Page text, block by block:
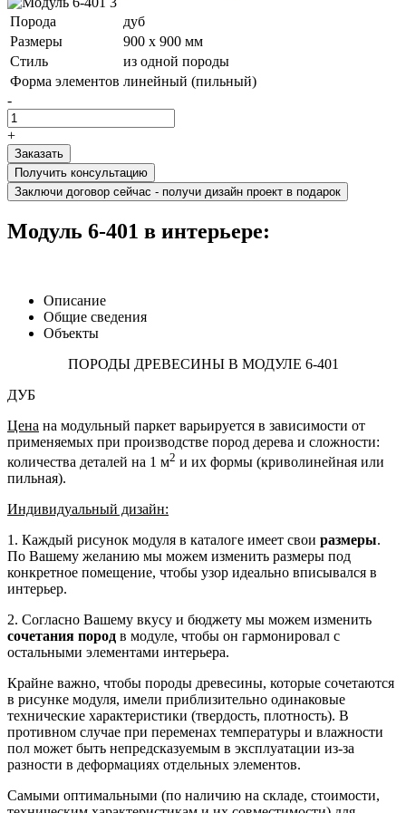
Порода
дуб
Размеры
900 x 900 мм
Стиль
из одной породы
Форма элементов линейный (пильный)
-
+
Получить консультацию
Заключи договор сейчас - получи дизайн проект в подарок
Модуль 6-401 в интерьере:
Описание
Общие сведения
Объекты
ПОРОДЫ ДРЕВЕСИНЫ В МОДУЛЕ 6-401
ДУБ
Цена на модульный паркет варьируется в зависимости от
применяемых при производстве пород дерева и сложности:
количества деталей на 1 м2 и их формы (криволинейная или
пильная).
Индивидуальный дизайн:
1. Каждый рисунок модуля в каталоге имеет свои размеры.
По Вашему желанию мы можем изменить размеры под
конкретное помещение, чтобы узор идеально вписывался в
интерьер.
2. Согласно Вашему вкусу и бюджету мы можем изменить
сочетания пород в модуле, чтобы он гармонировал с
остальными элементами интерьера.
Крайне важно, чтобы породы древесины, которые сочетаются
в рисунке модуля, имели приблизительно одинаковые
технические характеристики (твердость, плотность). В
противном случае при переменах температуры и влажности
пол может быть непредсказуемым в эксплуатации из-за
разности в деформациях отдельных элементов.
Самыми оптимальными (по наличию на складе, стоимости,